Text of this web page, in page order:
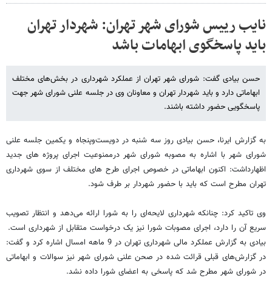
نایب رییس شورای شهر تهران: شهردار تهران
باید پاسخگوی ابهامات باشد
حسن بیادی گفت: شورای شهر تهران از عملکرد شهرداری در بخش‌های مختلف
ابهاماتی دارد و باید شهردار تهران و معاونان وی در جلسه علنی شورای شهر جهت
پاسخگویی حضور داشته باشند.
به گزارش ایرنا، حسن بیادی روز سه شنبه در دویست‌وپنجاه و یکمین جلسه علنی
شورای شهر با اشاره به مصوبه شورای شهر درممنوعیت اجرای پروژه های جدید
اظهارداشت: اکنون ابهاماتی در خصوص اجرای طرح های مختلف از سوی شهرداری
تهران مطرح است که باید با حضور شهردار بر طرف شود.
وی تاکید کرد: چنانکه شهرداری لایحه‌ای را به شورا ارائه می‌دهد و انتظار تصویب
سریع آن را دارد، اجرای مصوبات شورا نیز یک درخواست متقابل از شهرداری است.
بیادی به گزارش عملکرد مالی شهرداری تهران در 9 ماهه امسال اشاره کرد و گفت:‌
در گزارش‌های قبلی قرائت شده در صحن علنی شورای شهر نیز سوالات و ابهاماتی
در شورای شهر مطرح شد که پاسخی به اعضای شورا داده نشد.